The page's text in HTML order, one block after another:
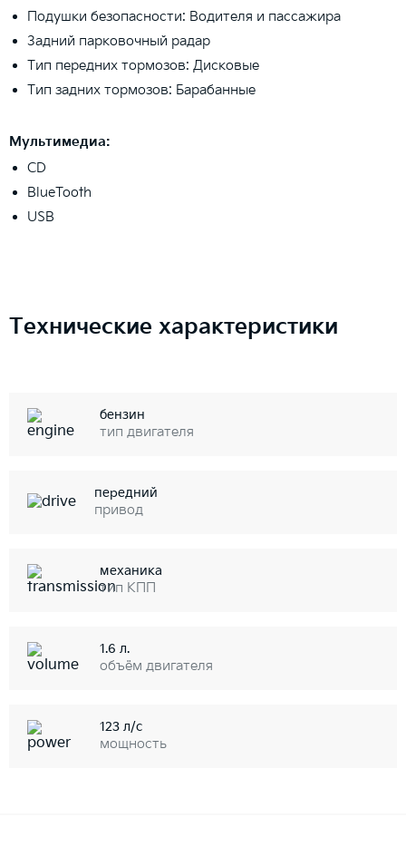
Подушки безопасности: Водителя и пассажира
Задний парковочный радар
Тип передних тормозов: Дисковые
Тип задних тормозов: Барабанные
Мультимедиа:
CD
BlueTooth
USB
Технические характеристики
бензин
тип двигателя
передний
привод
механика
тип КПП
1.6 л.
объём двигателя
123 л/с
мощность